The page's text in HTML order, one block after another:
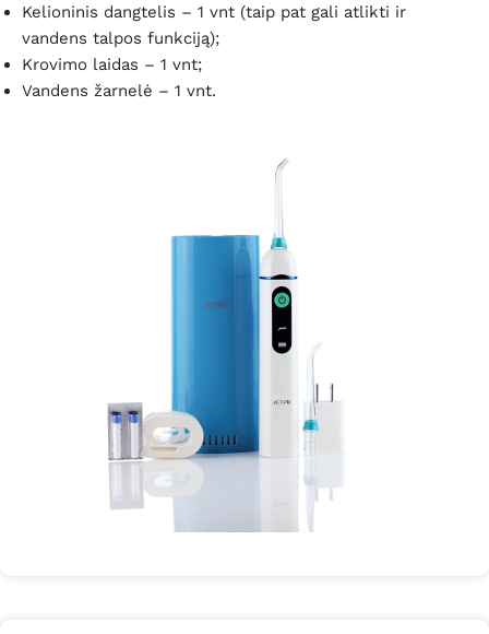
Kelioninis dangtelis – 1 vnt (taip pat gali atlikti ir
vandens talpos funkciją);
Krovimo laidas – 1 vnt;
Vandens žarnelė – 1 vnt.